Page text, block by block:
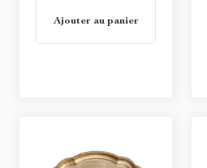
Ajouter au panier